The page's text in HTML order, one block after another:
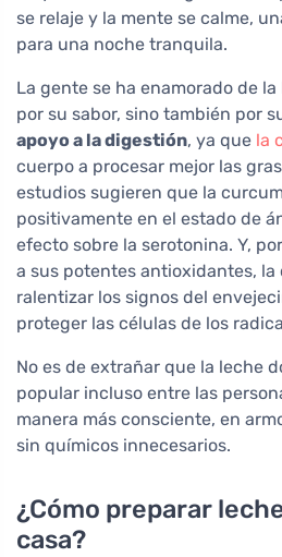
se relaje y la mente se calme,
para una noche tranquila.
La gente se ha enamorado de
por su sabor, sino también por
apoyo a la digestión, ya que la
cuerpo a procesar mejor las
estudios sugieren que la
positivamente en el estado de
efecto sobre la serotonina. Y,
a sus potentes antioxidantes,
ralentizar los signos del
proteger las células de los
No es de extrañar que la leche
popular incluso entre las
manera más consciente, en
sin químicos innecesarios.
¿Cómo preparar
casa?